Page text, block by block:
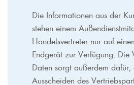
Die Informationen aus der
stehen einem
Handelsvertreter nur auf
Endgerät zur Verfügung. Die
Daten sorgt außerdem dafür,
Ausscheiden des